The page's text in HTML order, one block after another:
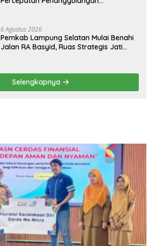
6 Agustus 2026
Pemkab Lampung Selatan Mulai Benahi
Jalan RA Basyid, Ruas Strategis Jati
Selengkapnya